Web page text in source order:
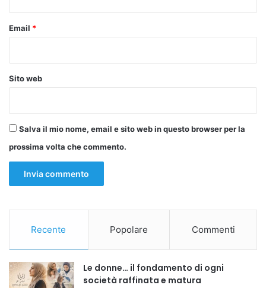
Email *
Sito web
Salva il mio nome, email e sito web in questo browser per la
prossima volta che commento.
Recente Popolare Commenti
Le donne… il fondamento di ogni
società raffinata e matura